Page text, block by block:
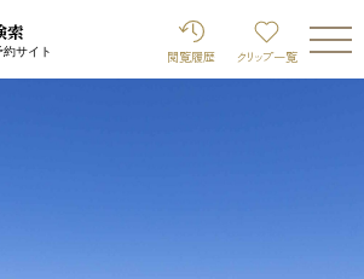
索
約サイト 閲覧履歴 クリップ 一覧